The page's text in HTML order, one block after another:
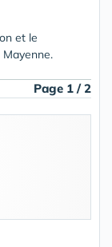
et le
Page 1 / 2